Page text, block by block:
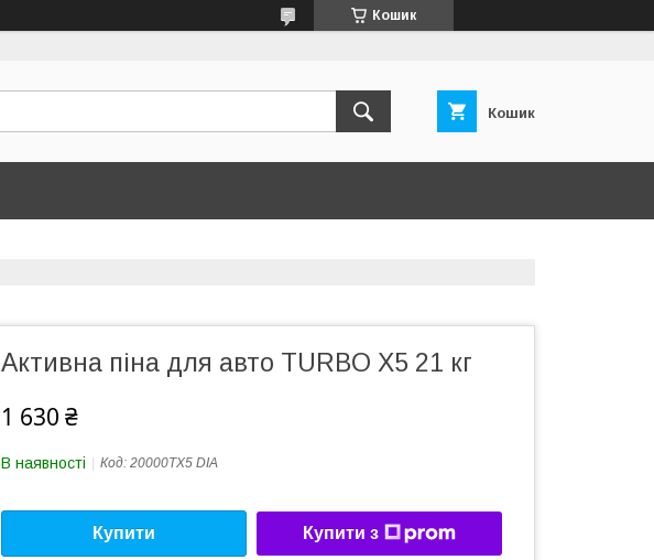
Кошик
Кошик
Активна піна для авто TURBO X5 21 кг
1 630 ₴
В наявності Код: 20000TX5 DIA
Купити Купити з